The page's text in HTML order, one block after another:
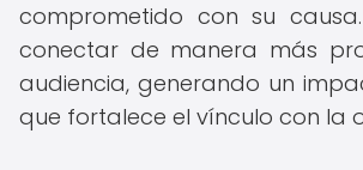
comprometido con su
conectar de manera más
audiencia, generando un
que fortalece el vínculo con la